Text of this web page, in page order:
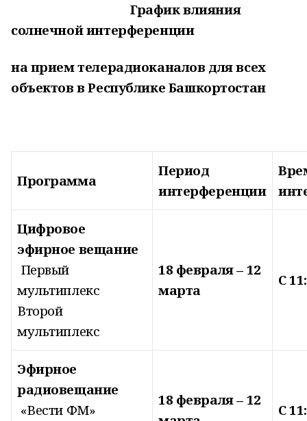
График влияния
солнечной интерференции
на прием телерадиоканалов для всех
объектов в Республике Башкортостан
Программа
Период
интерференции
Цифровое
эфирное вещание
Первый
мультиплекс
Второй
мультиплекс
18 февраля – 12
марта
С
Эфирное
радиовещание
«Вести ФМ»
18 февраля – 12
С